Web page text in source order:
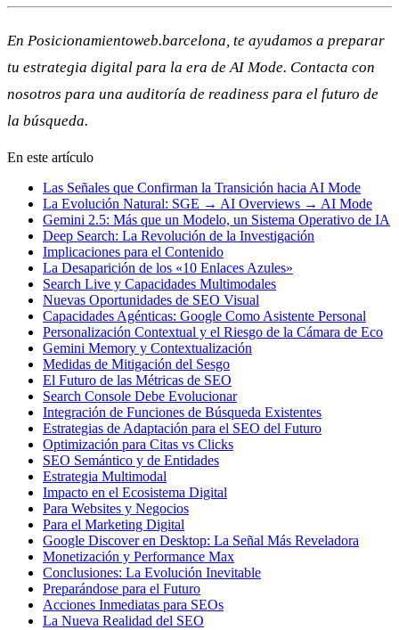
En Posicionamientoweb.barcelona, te ayudamos a preparar
tu estrategia digital para la era de AI Mode. Contacta con
nosotros para una auditoría de readiness para el futuro de
la búsqueda.
En este artículo
Las Señales que Confirman la Transición hacia AI Mode
La Evolución Natural: SGE → AI Overviews → AI Mode
Gemini 2.5: Más que un Modelo, un Sistema Operativo de IA
Deep Search: La Revolución de la Investigación
Implicaciones para el Contenido
La Desaparición de los «10 Enlaces Azules»
Search Live y Capacidades Multimodales
Nuevas Oportunidades de SEO Visual
Capacidades Agénticas: Google Como Asistente Personal
Personalización Contextual y el Riesgo de la Cámara de Eco
Gemini Memory y Contextualización
Medidas de Mitigación del Sesgo
El Futuro de las Métricas de SEO
Search Console Debe Evolucionar
Integración de Funciones de Búsqueda Existentes
Estrategias de Adaptación para el SEO del Futuro
Optimización para Citas vs Clicks
SEO Semántico y de Entidades
Estrategia Multimodal
Impacto en el Ecosistema Digital
Para Websites y Negocios
Para el Marketing Digital
Google Discover en Desktop: La Señal Más Reveladora
Monetización y Performance Max
Conclusiones: La Evolución Inevitable
Preparándose para el Futuro
Acciones Inmediatas para SEOs
La Nueva Realidad del SEO